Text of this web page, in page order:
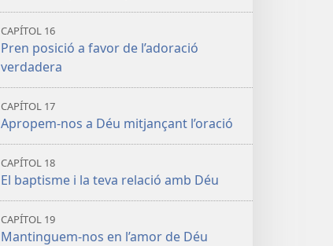
CAPÍTOL 16
Pren posició a favor de l’adoració
verdadera
CAPÍTOL 17
Apropem-nos a Déu mitjançant l’oració
CAPÍTOL 18
El baptisme i la teva relació amb Déu
CAPÍTOL 19
Mantinguem-nos en l’amor de Déu